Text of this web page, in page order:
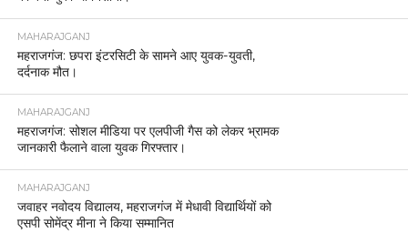
MAHARAJGANJ
महराजगंज: छपरा इंटरसिटी के सामने आए युवक-युवती,
दर्दनाक मौत।
MAHARAJGANJ
महराजगंज: सोशल मीडिया पर एलपीजी गैस को लेकर भ्रामक
जानकारी फैलाने वाला युवक गिरफ्तार।
MAHARAJGANJ
जवाहर नवोदय विद्यालय, महराजगंज में मेधावी विद्यार्थियों को
एसपी सोमेंद्र मीना ने किया सम्मानित